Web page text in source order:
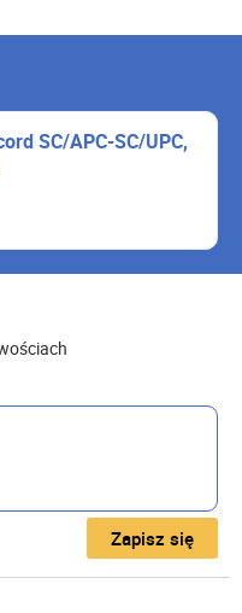
SC/APC-SC/UPC,
Zapisz się